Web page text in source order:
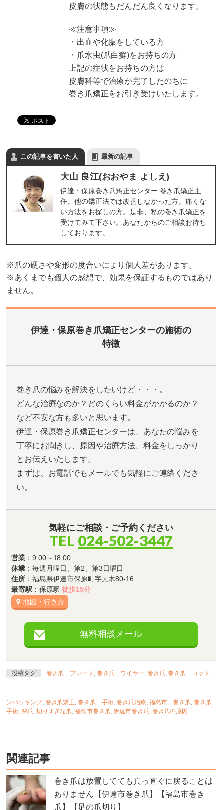
皮膚の状態もだんだん良くなります。
≪注意事項≫
・出血や化膿をしている方
・爪水虫(爪白癬)をお持ちの方
上記の症状をお持ちの方は
皮膚科等で治療が完了したのちに
巻き爪矯正をお引き受けいたします。
この記事を書いた人 最新の記事
大山 良江(おおやま よしえ)
伊達・保原巻き爪矯正センター 巻き爪矯正主
任。他の矯正法では改善しなかった方。痛くな
い方法をお探しの方。是非、私の巻き爪矯正を
受けてみて下さい。あなたからのご相談お待ち
しております。
※爪の硬さや変形の度合いにより個人差があります。
※あくまでも個人の感想で、効果を保証するものではあり
ません。
伊達・保原巻き爪矯正センターの施術の
特徴
巻き爪の悩みを解決をしたいけど・・・。
どんな治療なのか？どのくらい料金がかかるのか？
など不安な方も多いと思います。
伊達・保原巻き爪矯正センターは、あなたの悩みを
丁寧にお聞きし、原因や治療方法、料金をしっかり
とお伝えいたします。
まずは、お電話でもメールでも気軽にご連絡くださ
い。
気軽にご相談・ご予約ください
TEL 024-502-3447
営業 ：9:00～18:00
休業 ：毎週月曜日、第2、第3日曜日
住所 ：福島県伊達市保原町字元木80-16
最寄駅 ：保原駅徒歩15分
地図・行き方
無料相談メール
投稿タグ 巻き爪 プレート ,巻き爪 ワイヤー,巻き爪,巻き爪 コット
ンパッキング,巻き爪矯正,巻き爪 手術,巻き爪治療,福島市 巻き爪,巻き爪
手術,深爪,切りすぎな爪,福島市巻き爪,伊達市巻き爪,巻き爪の原因
関連記事
巻き爪は放置してても真っ直ぐに戻ることは
ありません【伊達市巻き爪】【福島市巻き
爪】【足の爪切り】